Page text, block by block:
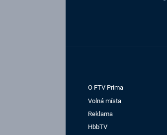
O FTV Prima
Volná místa
Reklama
HbbTV